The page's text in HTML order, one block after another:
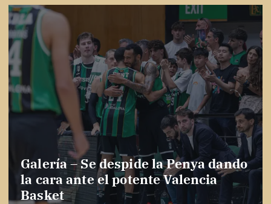
Galería – Se despide la Penya dando
la cara ante el potente Valencia
Basket